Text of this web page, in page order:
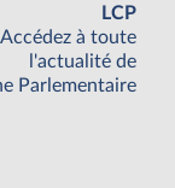
LCP
Accédez à toute
l'actualité de
Parlementaire